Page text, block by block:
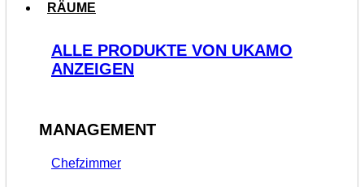
RÄUME
ALLE PRODUKTE VON UKAMO
ANZEIGEN
MANAGEMENT
Chefzimmer